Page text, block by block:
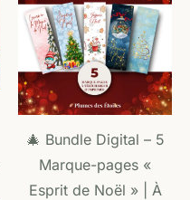
🎄 Bundle Digital – 5
Marque-pages «
Esprit de Noël » | À
9,50 €.5,90 €.